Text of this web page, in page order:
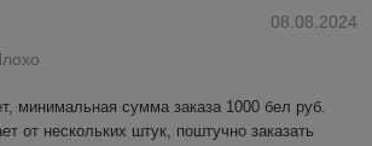
08.08.2024
минимальная сумма заказа 1000 бел руб.
от нескольких штук, поштучно заказать